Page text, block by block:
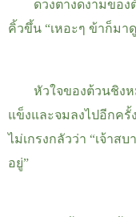
ดวงตางดงามของ
คิ้วขึ้น “เหอะๆ ข้าก็มา
หัวใจของต้วนชิงห
แข็งและจมลงไปอีกครั้
ไม่เกรงกลัวว่า “เจ้าส
อยู่”